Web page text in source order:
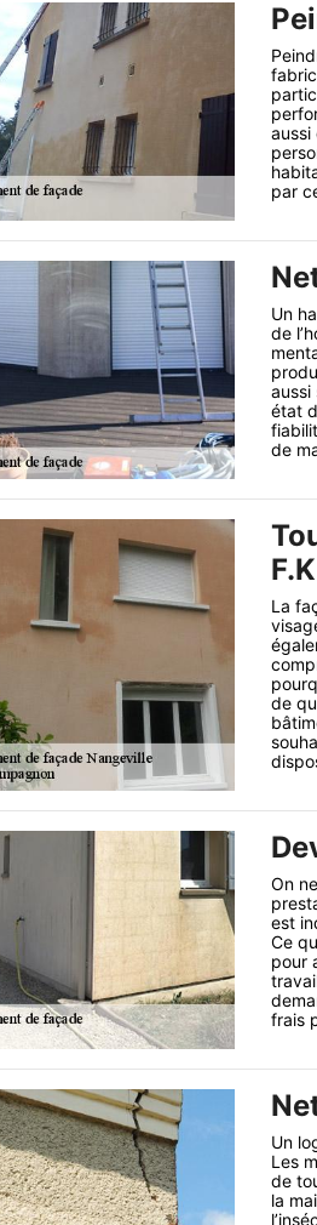
aussi
par
Un
de
aussi
état
de
La
de
On
est
Ce
pour
frais
Un
Les
de
la